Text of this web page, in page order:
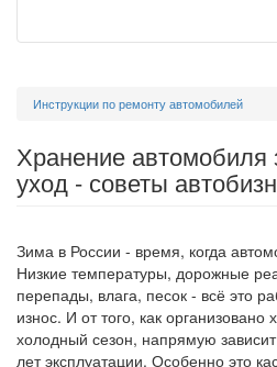
Вы
Инструкции по ремонту автомобилей
Хранение автомобиля
уход - советы
Зима в России - время, когда
Низкие температуры, дорожные
перепады, влага, песок - всё это
износ. И от того, как
холодный сезон, напрямую
лет эксплуатации. Особенно это